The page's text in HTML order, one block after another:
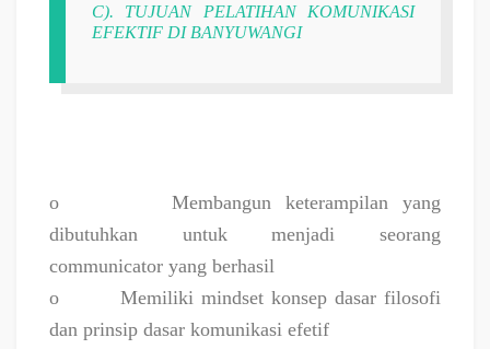
C). TUJUAN PELATIHAN KOMUNIKASI
EFEKTIF DI BANYUWANGI
o
Membangun keterampilan yang
dibutuhkan untuk menjadi seorang
communicator yang berhasil
o
Memiliki mindset konsep dasar filosofi
dan prinsip dasar komunikasi efetif